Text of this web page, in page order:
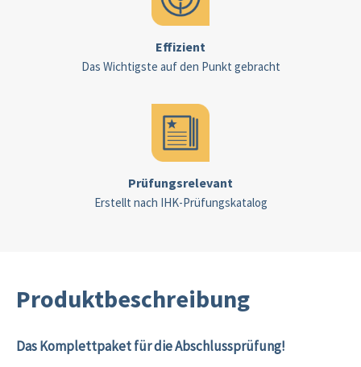
Effizient
Prüfungsrelevant
Das Wichtigste auf den Punkt gebracht
Erstellt nach IHK-Prüfungskatalog
Produktbeschreibung
Das Komplettpaket für die Abschlussprüfung!